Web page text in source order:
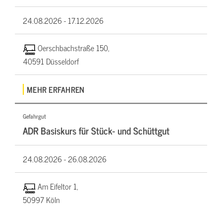
24.08.2026 -17.12.2026
Oerschbachstraße 150,
40591 Düsseldorf
MEHR ERFAHREN
Gefahrgut
ADR Basiskurs für Stück- und Schüttgut
24.08.2026 -26.08.2026
Am Eifeltor 1,
50997 Köln